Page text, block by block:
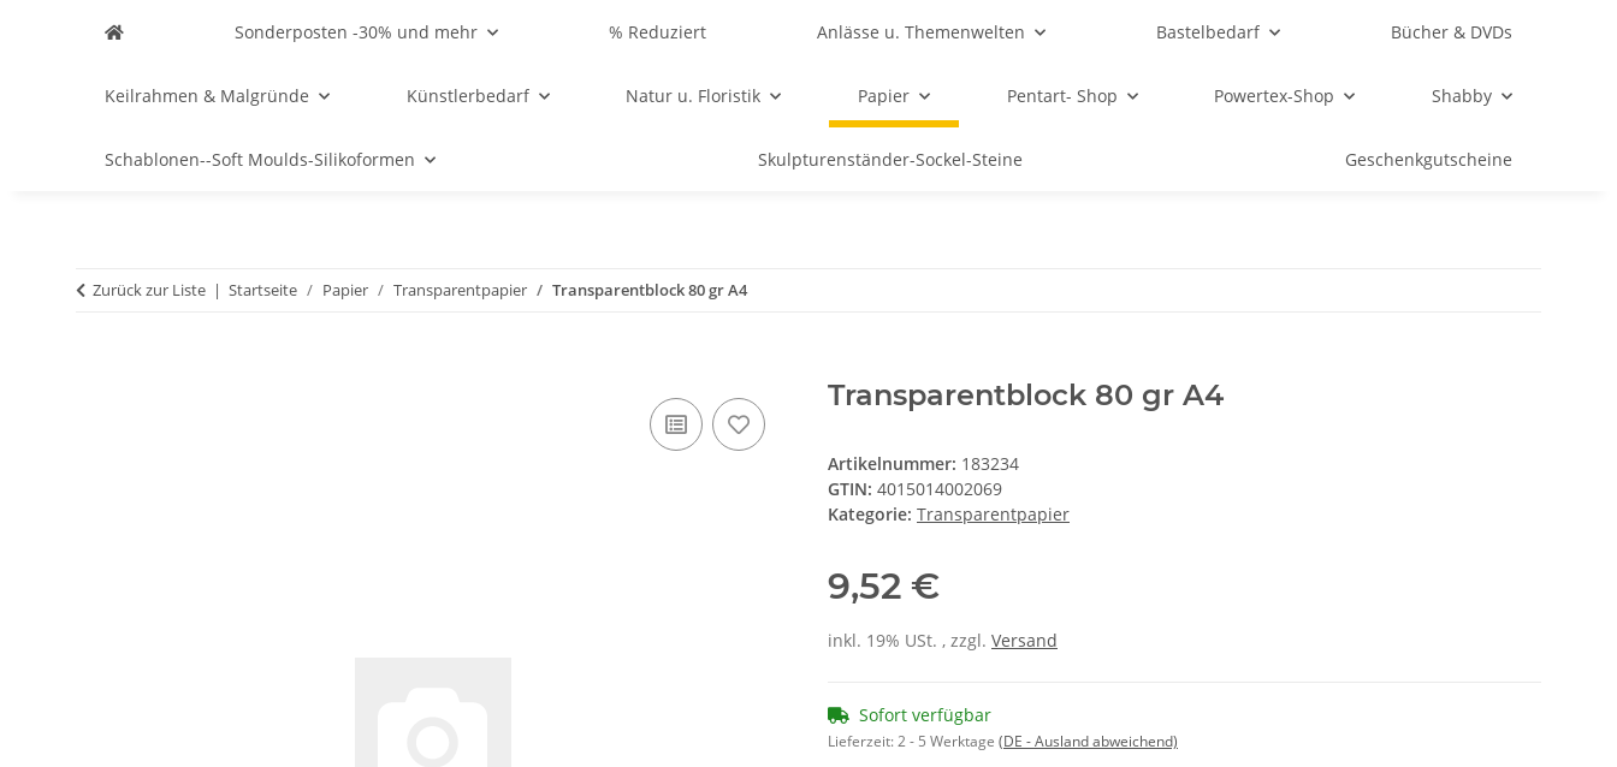
Sonderposten -30% und mehr % Reduziert Anlässe u. Themenwelten Bastelbedarf Bücher & DVDs
Keilrahmen & Malgründe Künstlerbedarf Natur u. Floristik Papier Pentart- Shop Powertex-Shop Shabby
Schablonen--Soft Moulds-Silikoformen Skulpturenständer-Sockel-Steine Geschenkgutscheine
Zurück zur Liste Startseite Papier Transparentpapier Transparentblock 80 gr A4
Transparentblock 80 gr A4
Artikelnummer: 183234
GTIN: 4015014002069
Kategorie: Transparentpapier
9,52 €
inkl. 19% USt. , zzgl. Versand
Sofort verfügbar
Lieferzeit:2 - 5 Werktage (DE - Ausland abweichend)